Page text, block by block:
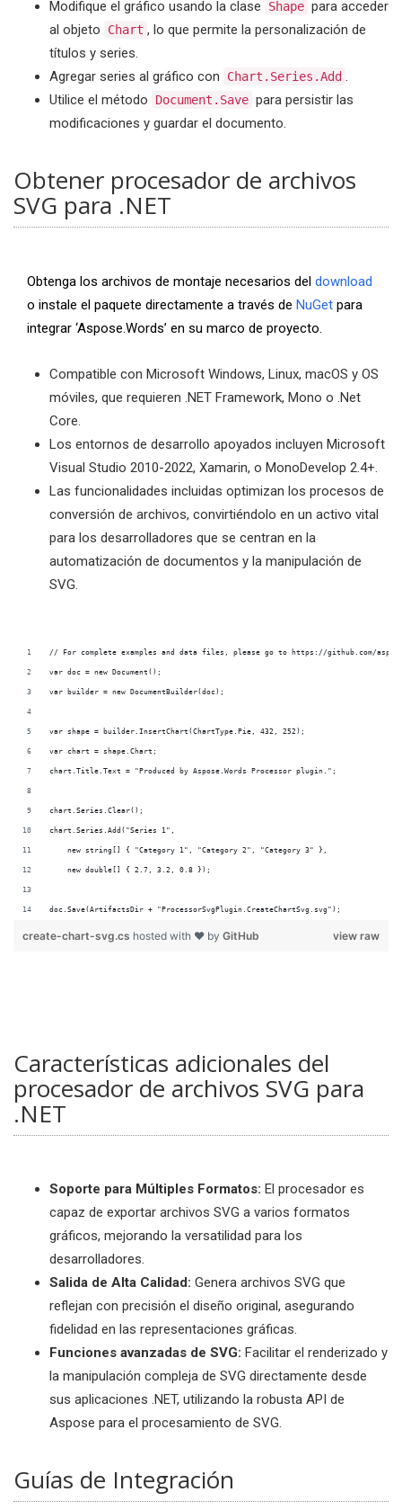
Modifique el gráfico usando la clase
Shape para acceder
al objeto
Chart , lo que permite la personalización de
títulos y series.
Agregar series al gráfico con
Chart.Series.Add .
Utilice el método
Document.Save para persistir las
modificaciones y guardar el documento.
Obtener procesador de archivos
SVG para .NET
Obtenga los archivos de montaje necesarios del download
o instale el paquete directamente a través de NuGet para
integrar ‘Aspose.Words’ en su marco de proyecto.
Compatible con Microsoft Windows, Linux, macOS y OS
móviles, que requieren .NET Framework, Mono o .Net
Core.
Los entornos de desarrollo apoyados incluyen Microsoft
Visual Studio 2010-2022, Xamarin, o MonoDevelop 2.4+.
Las funcionalidades incluidas optimizan los procesos de
conversión de archivos, convirtiéndolo en un activo vital
para los desarrolladores que se centran en la
automatización de documentos y la manipulación de
SVG.
doc.Save(ArtifactsDir + "ProcessorSvgPlugin.CreateChartSvg.svg");
view raw
create-chart-svg.cs hosted with ❤ by GitHub
Características adicionales del
procesador de archivos SVG para
.NET
Soporte para Múltiples Formatos: El procesador es
capaz de exportar archivos SVG a varios formatos
gráficos, mejorando la versatilidad para los
desarrolladores.
Salida de Alta Calidad: Genera archivos SVG que
reflejan con precisión el diseño original, asegurando
fidelidad en las representaciones gráficas.
Funciones avanzadas de SVG: Facilitar el renderizado y
la manipulación compleja de SVG directamente desde
sus aplicaciones .NET, utilizando la robusta API de
Aspose para el procesamiento de SVG.
Guías de Integración